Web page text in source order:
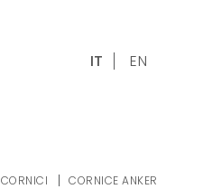
IT EN
CORNICI CORNICE ANKER